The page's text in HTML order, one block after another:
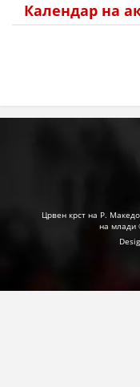
Календар на
Црвен крст на Р.
на млади